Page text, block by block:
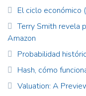
El ciclo económico
Terry Smith revela
Amazon
Probabilidad
Hash, cómo
Valuation: A